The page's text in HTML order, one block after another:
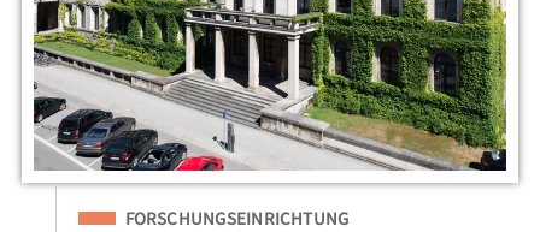
Eingeordnet unter
FORSCHUNGSEINRICHTUNG